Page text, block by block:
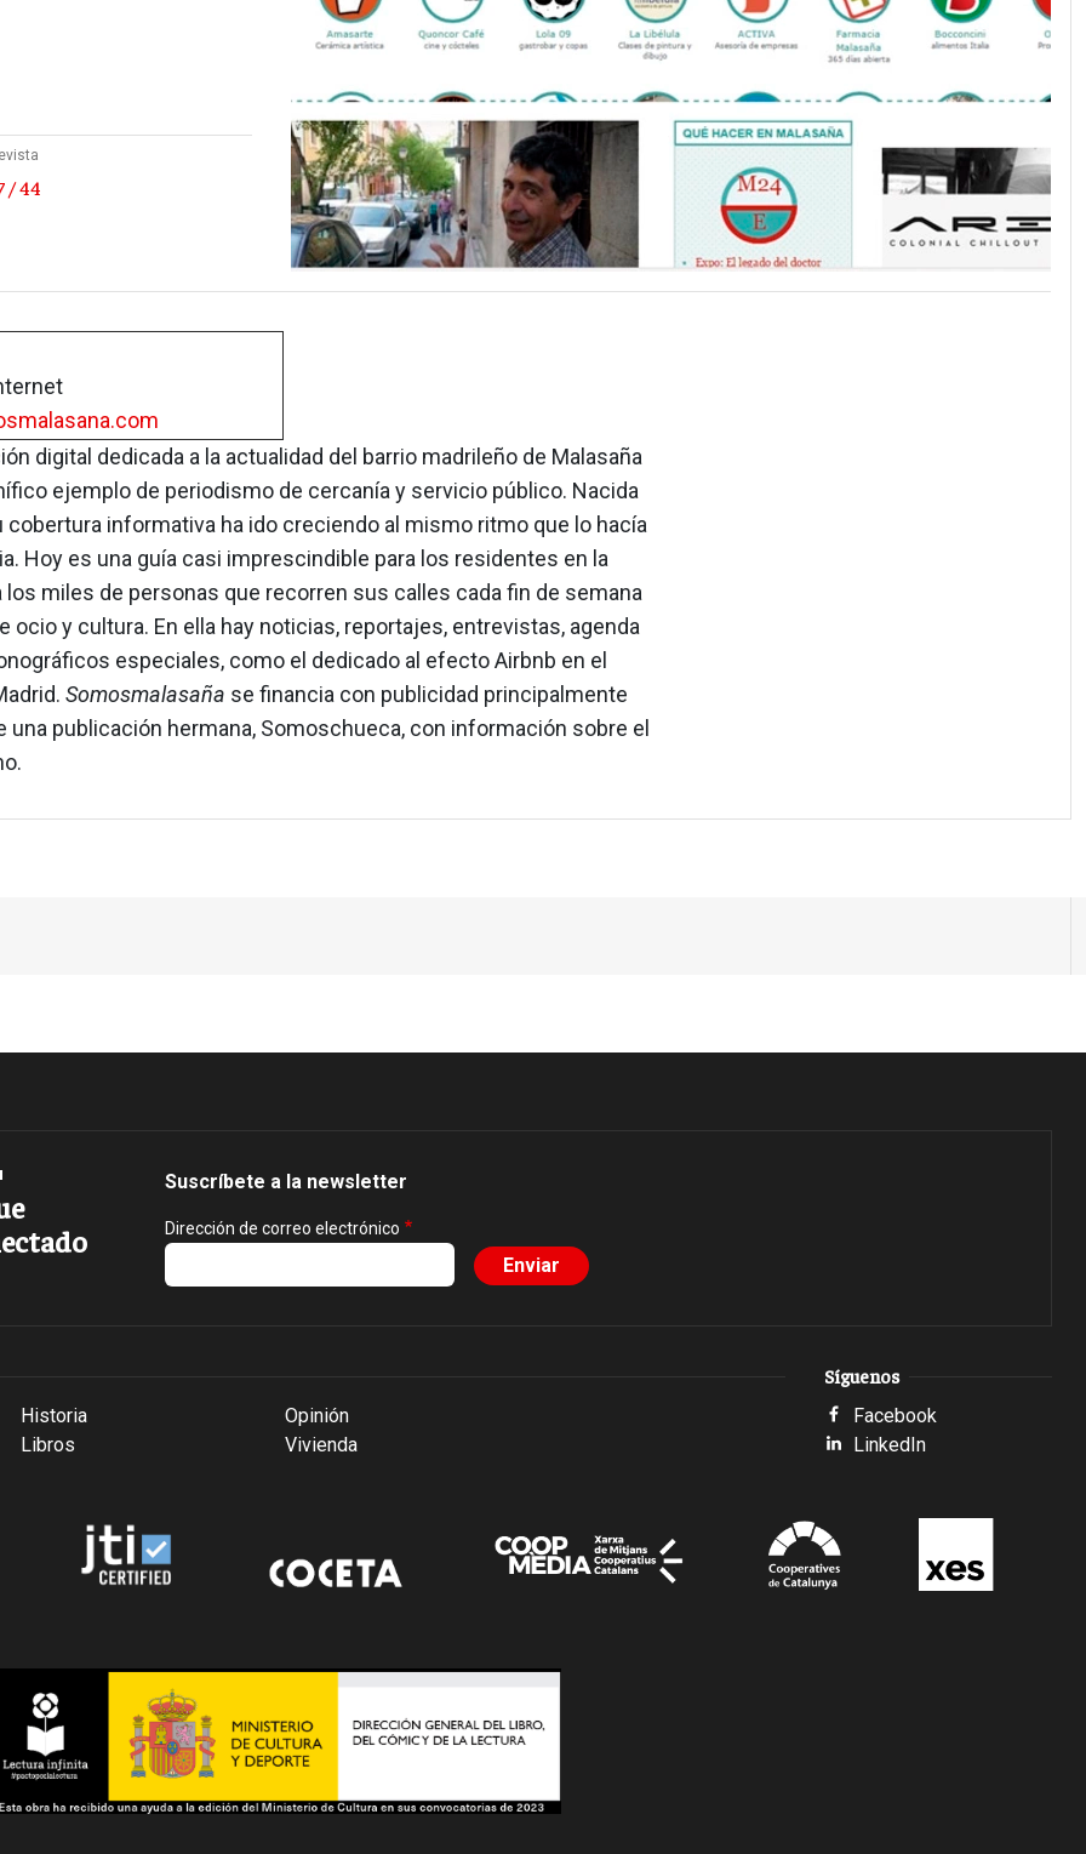
/ 44
digital dedicada a la actualidad del barrio madrileño de Malasaña
ejemplo de periodismo de cercanía y servicio público. Nacida
cobertura informativa ha ido creciendo al mismo ritmo que lo hacía
Hoy es una guía casi imprescindible para los residentes en la
los miles de personas que recorren sus calles cada fin de semana
ocio y cultura. En ella hay noticias, reportajes, entrevistas, agenda
especiales, como el dedicado al efecto Airbnb en el
Somosmalasaña se financia con publicidad principalmente
una publicación hermana, Somoschueca, con información sobre el
Suscríbete a la newsletter
Dirección de correo electrónico
Historia
Libros
Opinión
Vivienda
Síguenos
Facebook
LinkedIn